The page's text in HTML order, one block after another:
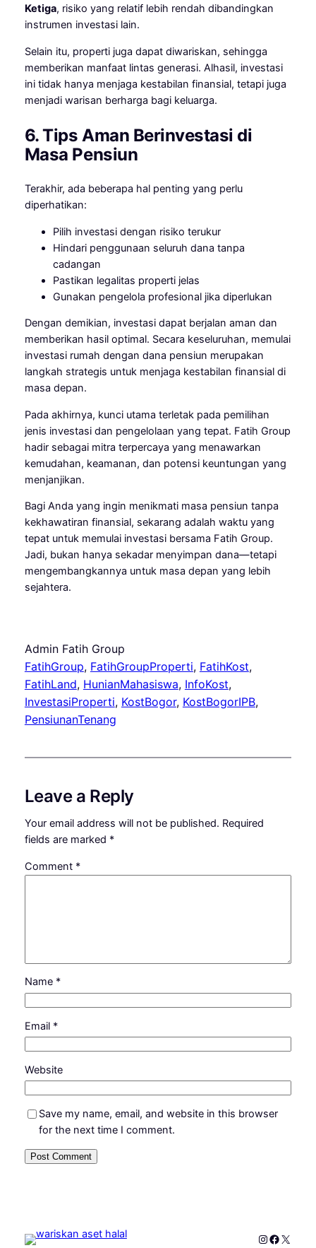
Ketiga, risiko yang relatif lebih rendah dibandingkan
instrumen investasi lain.
Selain itu, properti juga dapat diwariskan, sehingga
memberikan manfaat lintas generasi. Alhasil, investasi
ini tidak hanya menjaga kestabilan finansial, tetapi juga
menjadi warisan berharga bagi keluarga.
6. Tips Aman Berinvestasi di
Masa Pensiun
Terakhir, ada beberapa hal penting yang perlu
diperhatikan:
Pilih investasi dengan risiko terukur
Hindari penggunaan seluruh dana tanpa
cadangan
Pastikan legalitas properti jelas
Gunakan pengelola profesional jika diperlukan
Dengan demikian, investasi dapat berjalan aman dan
memberikan hasil optimal. Secara keseluruhan, memulai
investasi rumah dengan dana pensiun merupakan
langkah strategis untuk menjaga kestabilan finansial di
masa depan.
Pada akhirnya, kunci utama terletak pada pemilihan
jenis investasi dan pengelolaan yang tepat. Fatih Group
hadir sebagai mitra terpercaya yang menawarkan
kemudahan, keamanan, dan potensi keuntungan yang
menjanjikan.
Bagi Anda yang ingin menikmati masa pensiun tanpa
kekhawatiran finansial, sekarang adalah waktu yang
tepat untuk memulai investasi bersama Fatih Group.
Jadi, bukan hanya sekadar menyimpan dana—tetapi
mengembangkannya untuk masa depan yang lebih
sejahtera.
Admin Fatih Group
FatihGroup, FatihGroupProperti, FatihKost ,
FatihLand, HunianMahasiswa, InfoKost ,
InvestasiProperti, KostBogor, KostBogorIPB ,
PensiunanTenang
Leave a Reply
Your email address will not be published. Required
fields are marked *
Comment *
Name *
Email *
Website
Save my name, email, and website in this browser
for the next time I comment.
Instagram
X